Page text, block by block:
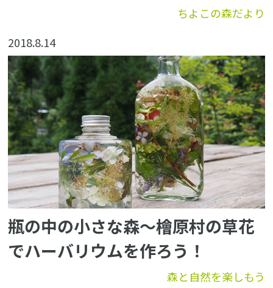
ちよこの森だより
2018.8.14
森と自然を楽しもう
瓶の中の小さな森～檜原村の草花
でハーバリウムを作ろう！